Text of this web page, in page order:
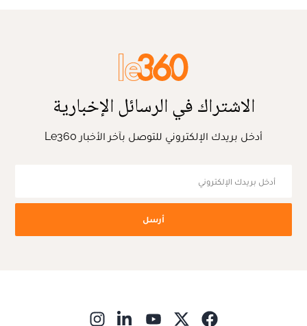
الاشتراك في الرسائل الإخبارية
أدخل بريدك الإلكتروني للتوصل بآخر الأخبار Le360
أرسل